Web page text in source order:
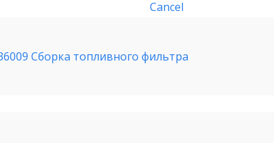
Cancel
Сборка топливного фильтра